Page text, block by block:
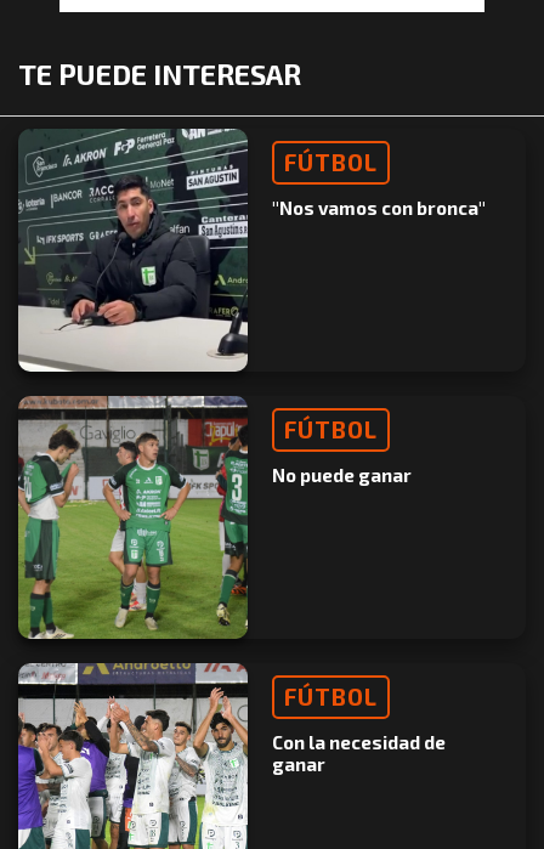
TE PUEDE INTERESAR
FÚTBOL
"Nos vamos con bronca"
FÚTBOL
No puede ganar
FÚTBOL
Con la necesidad de
ganar